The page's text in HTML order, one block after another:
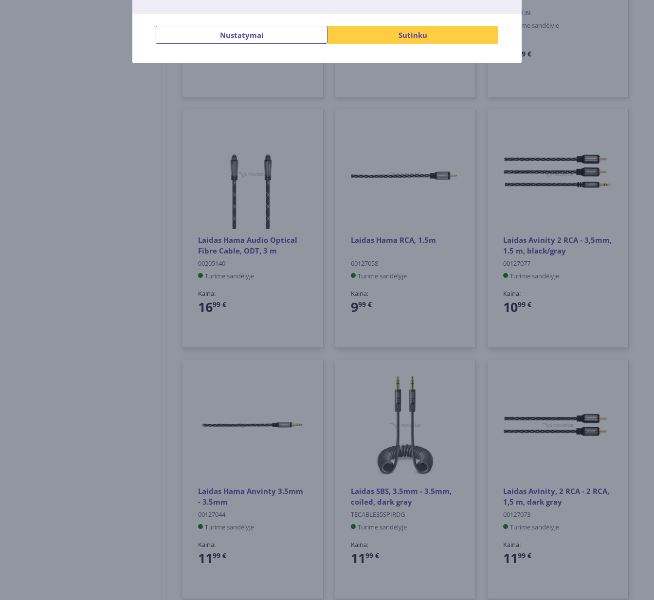
Nustatymai Sutinku
Turime sandėlyje
Kaina:
Turime sandėlyje
Kaina:
00205139
Turime sandėlyje
99 €
Laidas Hama Audio Optical
Fibre Cable, ODT, 3 m
00205140
Turime sandėlyje
Kaina:
1699 €
Laidas Hama RCA, 1.5m
00127058
Turime sandėlyje
Kaina:
999 €
Laidas Avinity 2 RCA - 3,5mm,
1.5 m, black/gray
00127077
Turime sandėlyje
Kaina:
1099 €
Laidas Hama Anvinty 3.5mm
- 3.5mm
00127044
Turime sandėlyje
Kaina:
11 99 €
Laidas SBS, 3.5mm - 3.5mm,
coiled, dark gray
TECABLE35SPIRDG
Turime sandėlyje
Kaina:
11 99 €
Laidas Avinity, 2 RCA - 2 RCA,
1,5 m, dark gray
00127073
Turime sandėlyje
Kaina:
1199 €